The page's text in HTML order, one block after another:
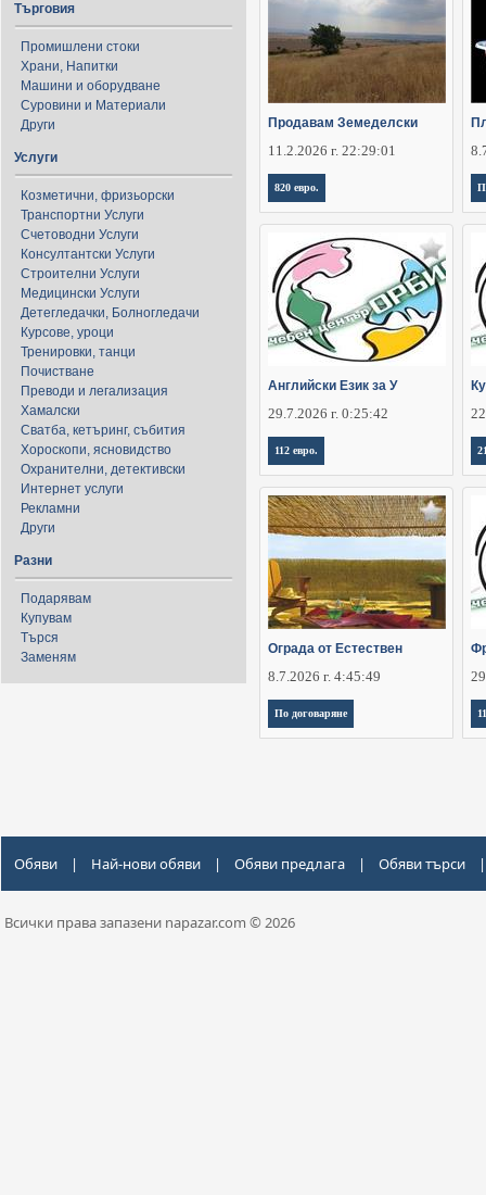
Търговия
Промишлени стоки
Храни, Напитки
Машини и оборудване
Суровини и Материали
Други
Услуги
Козметични, фризьорски
Транспортни Услуги
Счетоводни Услуги
Консултантски Услуги
Строителни Услуги
Медицински Услуги
Детегледачки, Болногледачи
Курсове, уроци
Тренировки, танци
Почистване
Преводи и легализация
Хамалски
Сватба, кетъринг, събития
Хороскопи, ясновидство
Охранителни, детективски
Интернет услуги
Рекламни
Други
Разни
Подарявам
Купувам
Търся
Заменям
Продавам Земеделски
11.2.2026 г. 22:29:01
820 евро.
Английски Език за У
29.7.2026 г. 0:25:42
112 евро.
Ограда от Естествен
8.7.2026 г. 4:45:49
По договаряне
Обяви | Най-нови обяви | Обяви предлага | Обяви търси |
Всички права запазени napazar.com © 2026